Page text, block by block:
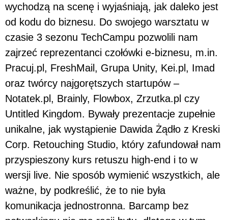
wychodzą na scenę i wyjaśniają, jak daleko jest
od kodu do biznesu. Do swojego warsztatu w
czasie 3 sezonu TechCampu pozwolili nam
zajrzeć reprezentanci czołówki e-biznesu, m.in.
Pracuj.pl, FreshMail, Grupa Unity, Kei.pl, Imad
oraz twórcy najgorętszych startupów –
Notatek.pl, Brainly, Flowbox, Zrzutka.pl czy
Untitled Kingdom. Bywały prezentacje zupełnie
unikalne, jak wystąpienie Dawida Żądło z Kreski
Corp. Retouching Studio, który zafundował nam
przyspieszony kurs retuszu high-end i to w
wersji live. Nie sposób wymienić wszystkich, ale
ważne, by podkreślić, że to nie była
komunikacja jednostronna. Barcamp bez